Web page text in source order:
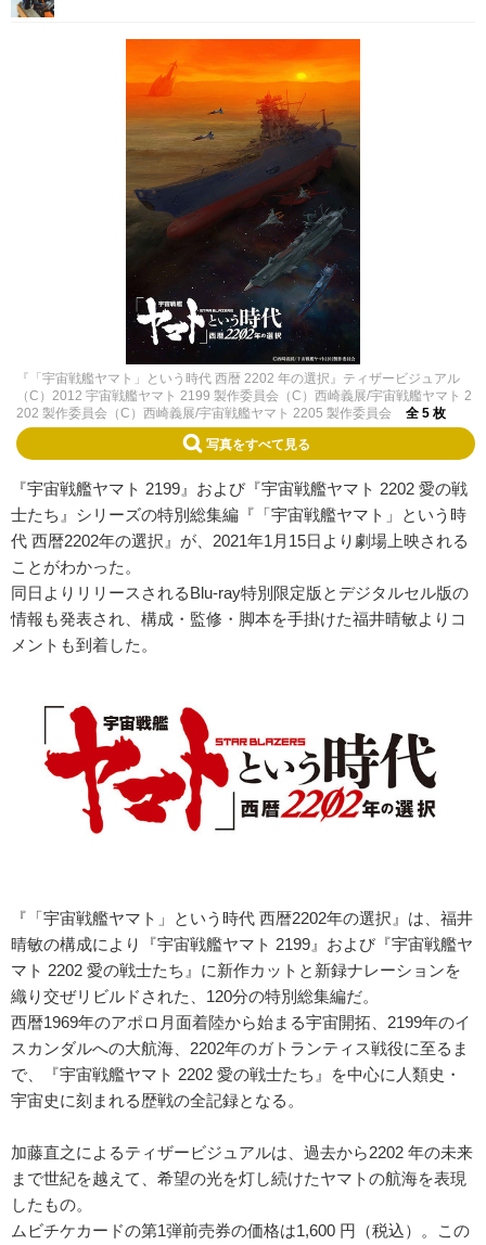
『「宇宙戦艦ヤマト」という時代 西暦 2202 年の選択』ティザービジュアル
（C）2012 宇宙戦艦ヤマト 2199 製作委員会（C）西崎義展/宇宙戦艦ヤマト 2
202 製作委員会（C）西崎義展/宇宙戦艦ヤマト 2205 製作委員会
全 5 枚
写真をすべて見る
『宇宙戦艦ヤマト 2199』および『宇宙戦艦ヤマト 2202 愛の戦
士たち』シリーズの特別総集編『「宇宙戦艦ヤマト」という時
代 西暦2202年の選択』が、2021年1月15日より劇場上映される
ことがわかった。
同日よりリリースされるBlu-ray特別限定版とデジタルセル版の
情報も発表され、構成・監修・脚本を手掛けた福井晴敏よりコ
メントも到着した。
『「宇宙戦艦ヤマト」という時代 西暦2202年の選択』は、福井
晴敏の構成により『宇宙戦艦ヤマト 2199』および『宇宙戦艦ヤ
マト 2202 愛の戦士たち』に新作カットと新録ナレーションを
織り交ぜリビルドされた、120分の特別総集編だ。
西暦1969年のアポロ月面着陸から始まる宇宙開拓、2199年のイ
スカンダルへの大航海、2202年のガトランティス戦役に至るま
で、『宇宙戦艦ヤマト 2202 愛の戦士たち』を中心に人類史・
宇宙史に刻まれる歴戦の全記録となる。
加藤直之によるティザービジュアルは、過去から2202 年の未来
まで世紀を越えて、希望の光を灯し続けたヤマトの航海を表現
したもの。
ムビチケカードの第1弾前売券の価格は1,600 円（税込）。この